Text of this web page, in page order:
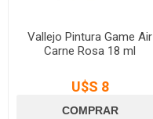
Vallejo Pintura Game Air
Carne Rosa 18 ml
U$S 8